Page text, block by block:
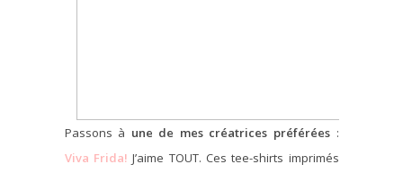
Passons à une de mes créatrices préférées:
Viva Frida! J’aime TOUT. Ces tee-shirts imprimés